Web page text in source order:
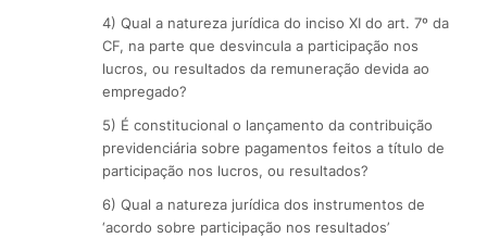
4) Qual a natureza jurídica do inciso XI do art. 7º da
CF, na parte que desvincula a participação nos
lucros, ou resultados da remuneração devida ao
empregado?
5) É constitucional o lançamento da contribuição
previdenciária sobre pagamentos feitos a título de
participação nos lucros, ou resultados?
6) Qual a natureza jurídica dos instrumentos de
‘acordo sobre participação nos resultados’